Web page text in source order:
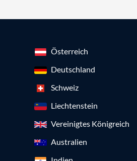
Österreich
Deutschland
Schweiz
Liechtenstein
Vereinigtes Königreich
Australien